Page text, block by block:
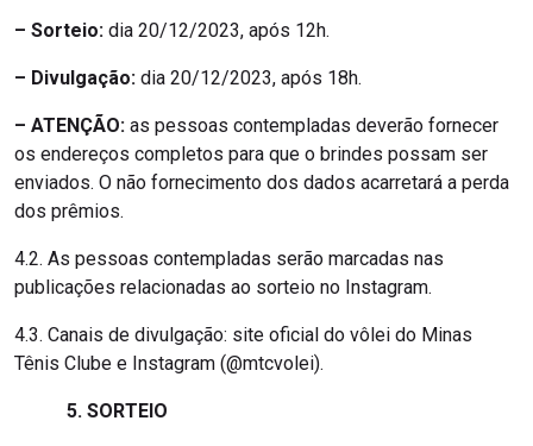
– Sorteio: dia 20/12/2023, após 12h.
– Divulgação: dia 20/12/2023, após 18h.
– ATENÇÃO: as pessoas contempladas deverão fornecer
os endereços completos para que o brindes possam ser
enviados. O não fornecimento dos dados acarretará a perda
dos prêmios.
4.2. As pessoas contempladas serão marcadas nas
publicações relacionadas ao sorteio no Instagram.
4.3. Canais de divulgação: site oficial do vôlei do Minas
Tênis Clube e Instagram (@mtcvolei).
5. SORTEIO